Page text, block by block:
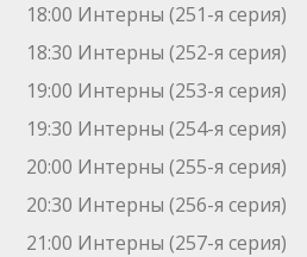
18:00 Интерны (251-я серия)
18:30 Интерны (252-я серия)
19:00 Интерны (253-я серия)
19:30 Интерны (254-я серия)
20:00 Интерны (255-я серия)
20:30 Интерны (256-я серия)
21:00 Интерны (257-я серия)